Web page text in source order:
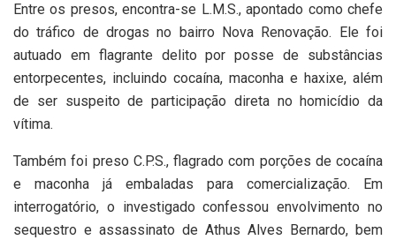
Entre os presos, encontra-se L.M.S., apontado como chefe
do tráfico de drogas no bairro Nova Renovação. Ele foi
autuado em flagrante delito por posse de substâncias
entorpecentes, incluindo cocaína, maconha e haxixe, além
de ser suspeito de participação direta no homicídio da
vítima.
Também foi preso C.P.S., flagrado com porções de cocaína
e maconha já embaladas para comercialização. Em
interrogatório, o investigado confessou envolvimento no
sequestro e assassinato de Athus Alves Bernardo, bem